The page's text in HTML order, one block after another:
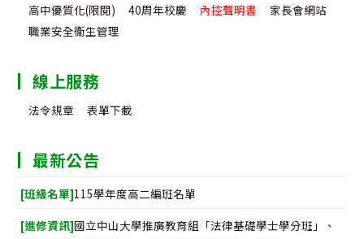
高中優質化(限閱)
40周年校慶 內控聲明書
家長會網站
職業安全衛生管理
線上服務
法令規章 表單下載
最新公告
[班級名單]115學年度高二編班名單
[進修資訊]國立中山大學推廣教育組「法律基礎學士學分班」、